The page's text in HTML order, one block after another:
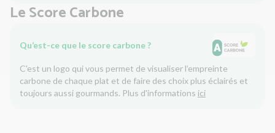
Le Score Carbone
Qu’est-ce que le score carbone ?
C'est un logo qui vous permet de visualiser l’empreinte
carbone de chaque plat et de faire des choix plus éclairés et
toujours aussi gourmands. Plus d'informations ici